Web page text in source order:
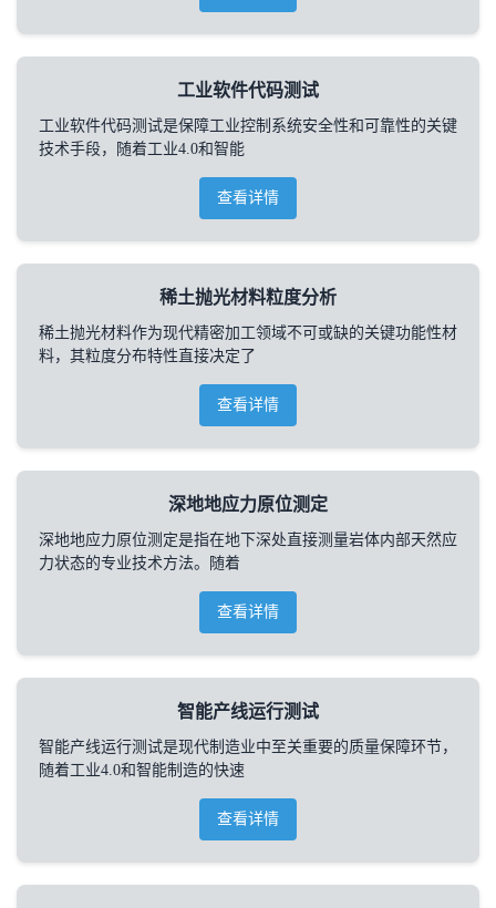
工业软件代码测试
工业软件代码测试是保障工业控制系统安全性和可靠性的关键
技术手段，随着工业4.0和智能
查看详情
稀土抛光材料粒度分析
稀土抛光材料作为现代精密加工领域不可或缺的关键功能性材
料，其粒度分布特性直接决定了
查看详情
深地地应力原位测定
深地地应力原位测定是指在地下深处直接测量岩体内部天然应
力状态的专业技术方法。随着
查看详情
智能产线运行测试
智能产线运行测试是现代制造业中至关重要的质量保障环节，
随着工业4.0和智能制造的快速
查看详情